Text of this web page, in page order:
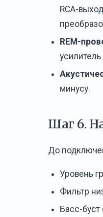
RCA-
REM-
минусу.
Шаг 6.
До
Уровень
Фильтр
Басс-